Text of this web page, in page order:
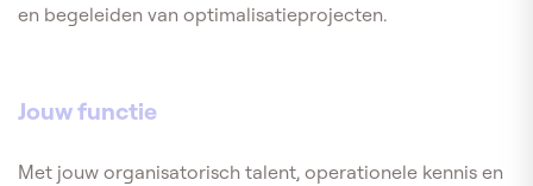
en begeleiden van optimalisatieprojecten.
Jouw functie
Met jouw organisatorisch talent, operationele kennis en